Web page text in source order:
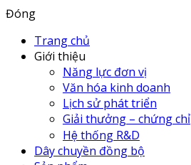
Đóng
Trang chủ
Giới thiệu
Năng lực đơn vị
Văn hóa kinh doanh
Lịch sử phát triển
Giải thưởng – chứng chỉ
Hệ thống R&D
Dây chuyền đồng bộ